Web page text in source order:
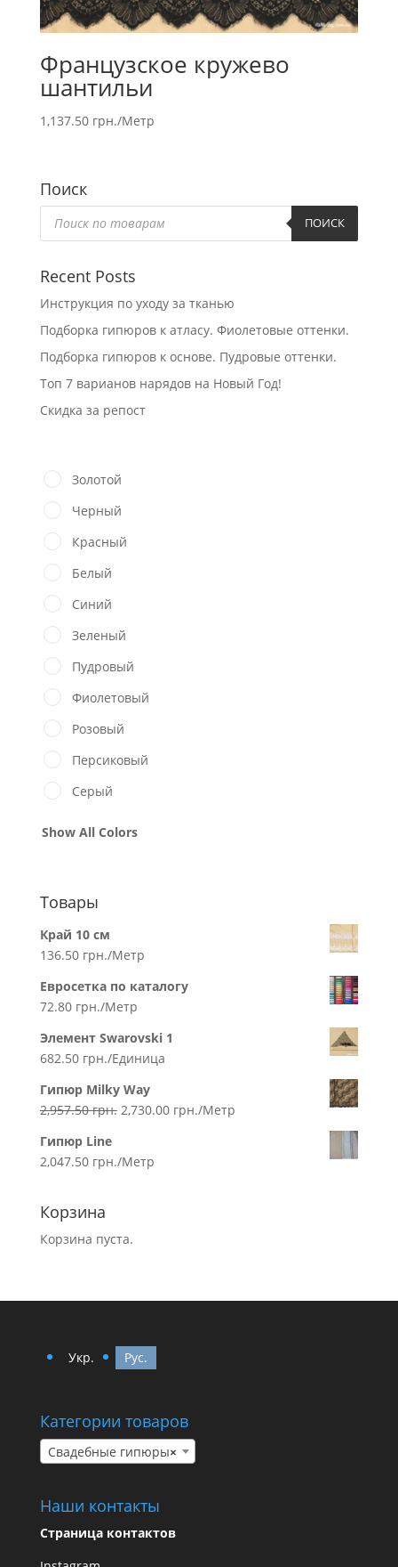
Французское кружево
шантильи
1,137.50 грн./Метр
Поиск
Поиск
товаров ПОИСК
Recent Posts
Инструкция по уходу за тканью
Подборка гипюров к атласу. Фиолетовые оттенки.
Подборка гипюров к основе. Пудровые оттенки.
Топ 7 варианов нарядов на Новый Год!
Скидка за репост
Золотой
Черный
Красный
Белый
Синий
Зеленый
Пудровый
Фиолетовый
Розовый
Персиковый
Серый
Show All Colors
Товары
Край 10 см
136.50 грн./Метр
Евросетка по каталогу
72.80 грн./Метр
Элемент Swarovski 1
682.50 грн./Единица
Гипюр Milky Way
2,957.50грн. 2,730.00 грн./Метр
Гипюр Line
2,047.50 грн./Метр
Корзина
Корзина пуста.
Укр. Рус.
Категории товаров
×
Свадебные гипюры
Наши контакты
Страница контактов